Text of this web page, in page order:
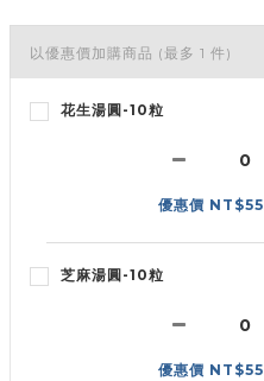
以優惠價加購商品 (最多 1 件)
花生湯圓-10粒
優惠價 NT$55
芝麻湯圓-10粒
優惠價 NT$55